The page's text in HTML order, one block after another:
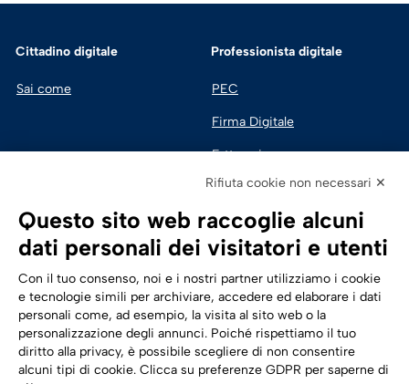
Cittadino digitale
Sai come
Professionista digitale
PEC
Firma Digitale
Fatturazione
Sicurezza Digitale
Cloud
Trasformazione digitale
Energia
Seguici su:
Rifiuta cookie non necessari ✕
Questo sito web raccoglie alcuni
dati personali dei visitatori e utenti
Con il tuo consenso, noi e i nostri partner utilizziamo i cookie
e tecnologie simili per archiviare, accedere ed elaborare i dati
personali come, ad esempio, la visita al sito web o la
personalizzazione degli annunci. Poiché rispettiamo il tuo
diritto alla privacy, è possibile scegliere di non consentire
alcuni tipi di cookie. Clicca su preferenze GDPR per saperne di